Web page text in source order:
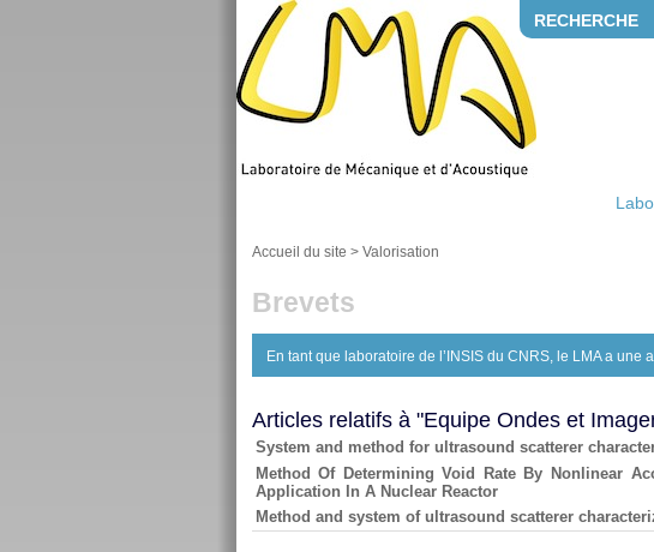
RECHERCHE
Accueil du site > Valorisation
Brevets
En tant que laboratoire de l’INSIS du CNRS, le LMA a une
Articles relatifs à "Equipe Ondes et
System and method for ultrasound scatterer
Method Of Determining Void Rate By Nonlinear
Application In A Nuclear Reactor
Method and system of ultrasound scatterer